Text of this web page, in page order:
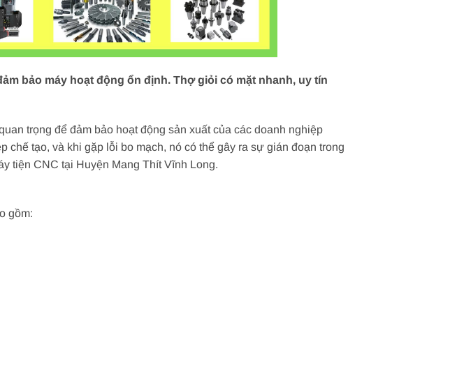
bảo máy hoạt động ổn định. Thợ giỏi có mặt nhanh, uy tín
trọng để đảm bảo hoạt động sản xuất của các doanh nghiệp
tạo, và khi gặp lỗi bo mạch, nó có thể gây ra sự gián đoạn trong
tiện CNC tại Huyện Mang Thít Vĩnh Long.
gồm: